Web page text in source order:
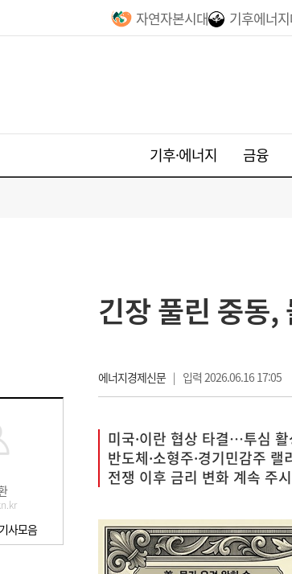
자연자본시대 기후에너
기후·에너지 금융
사모음
긴장 풀린 중동
에너지경제신문| 입력 2026.06.16 17:05
미국·이란 협상 타결…투심 활
반도체·소형주·경기민감주 랠
전쟁 이후 금리 변화 계속 주